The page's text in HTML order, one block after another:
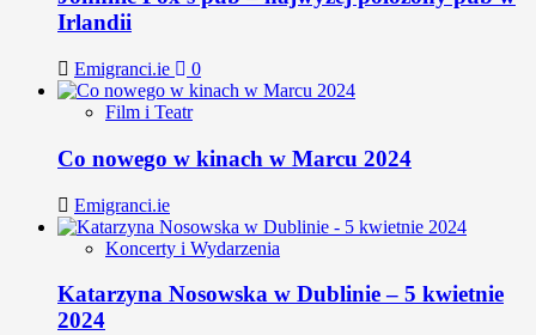
Irlandii
Emigranci.ie 0
Film i Teatr
Co nowego w kinach w Marcu 2024
Emigranci.ie
Koncerty i Wydarzenia
Katarzyna Nosowska w Dublinie – 5 kwietnie
2024